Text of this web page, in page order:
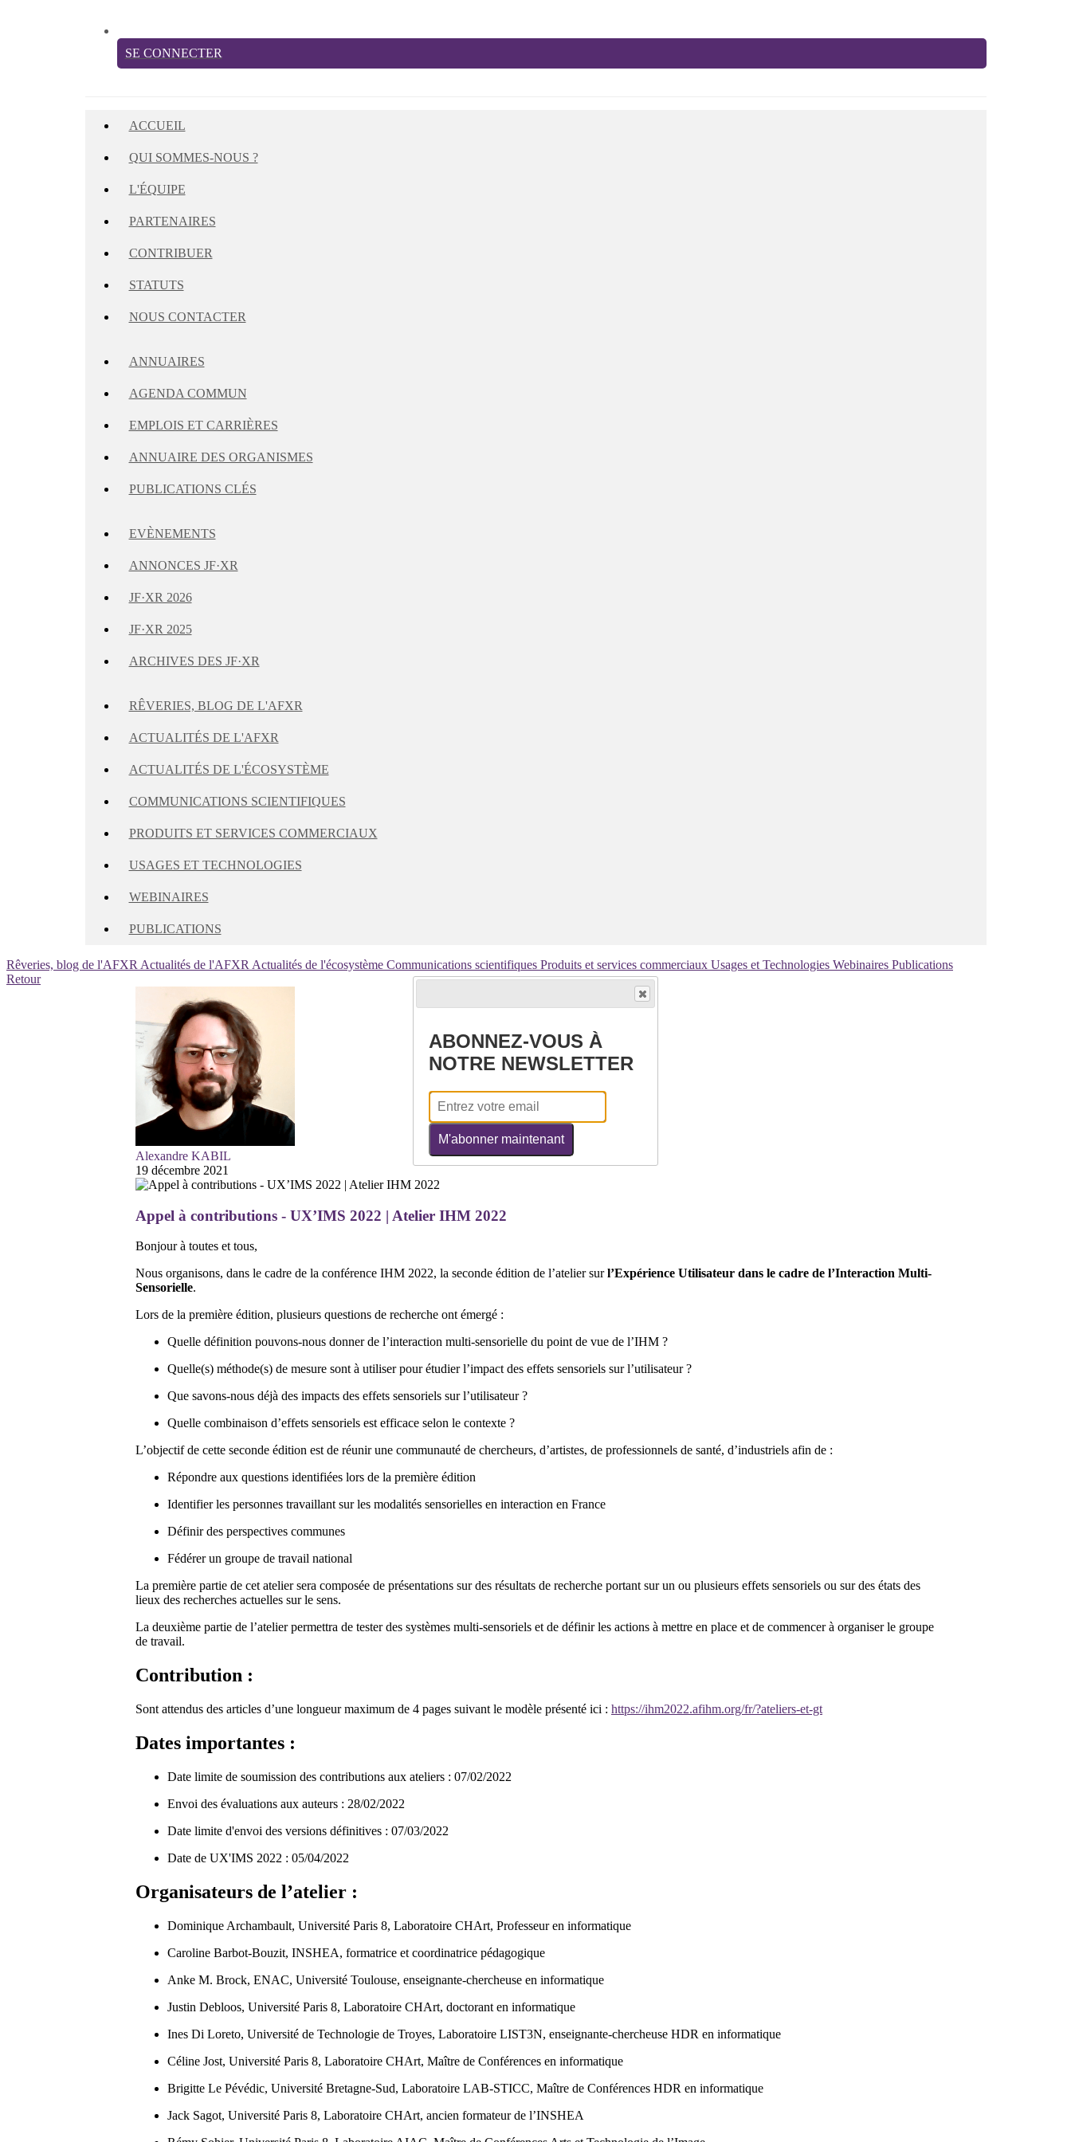
SE CONNECTER
ACCUEIL
QUI SOMMES-NOUS ?
L'ÉQUIPE
PARTENAIRES
CONTRIBUER
STATUTS
NOUS CONTACTER
ANNUAIRES
AGENDA COMMUN
EMPLOIS ET CARRIÈRES
ANNUAIRE DES ORGANISMES
PUBLICATIONS CLÉS
EVÈNEMENTS
ANNONCES JF·XR
JF·XR 2026
JF·XR 2025
ARCHIVES DES JF·XR
RÊVERIES, BLOG DE L'AFXR
ACTUALITÉS DE L'AFXR
ACTUALITÉS DE L'ÉCOSYSTÈME
COMMUNICATIONS SCIENTIFIQUES
PRODUITS ET SERVICES COMMERCIAUX
USAGES ET TECHNOLOGIES
WEBINAIRES
PUBLICATIONS
Rêveries, blog de l'AFXR Actualités de l'AFXR Actualités de l'écosystème Communications scientifiques Produits et services commerciaux Usages et Technologies Webinaires Publications
Retour
Alexandre KABIL
19 décembre 2021
Appel à contributions - UX’IMS 2022 | Atelier IHM 2022
Bonjour à toutes et tous,
Nous organisons, dans le cadre de la conférence IHM 2022, la seconde édition de l’atelier surl’Expérience Utilisateur dans le cadre de l’Interaction Multi-
Sensorielle.
Lors de la première édition, plusieurs questions de recherche ont émergé :
Quelle définition pouvons-nous donner de l’interaction multi-sensorielle du point de vue de l’IHM ?
Quelle(s) méthode(s) de mesure sont à utiliser pour étudier l’impact des effets sensoriels sur l’utilisateur ?
Que savons-nous déjà des impacts des effets sensoriels sur l’utilisateur ?
Quelle combinaison d’effets sensoriels est efficace selon le contexte ?
L’objectif de cette seconde édition est de réunir une communauté de chercheurs, d’artistes, de professionnels de santé, d’industriels afin de :
Répondre aux questions identifiées lors de la première édition
Identifier les personnes travaillant sur les modalités sensorielles en interaction en France
Définir des perspectives communes
Fédérer un groupe de travail national
La première partie de cet atelier sera composée de présentations sur des résultats de recherche portant sur un ou plusieurs effets sensoriels ou sur des états des
lieux des recherches actuelles sur le sens.
La deuxième partie de l’atelier permettra de tester des systèmes multi-sensoriels et de définir les actions à mettre en place et de commencer à organiser le groupe
de travail.
Contribution :
Sont attendus des articles d’une longueur maximum de 4 pages suivant le modèle présenté ici : https://ihm2022.afihm.org/fr/?ateliers-et-gt
Dates importantes :
Date limite de soumission des contributions aux ateliers : 07/02/2022
Envoi des évaluations aux auteurs : 28/02/2022
Date limite d'envoi des versions définitives : 07/03/2022
Date de UX'IMS 2022 : 05/04/2022
Organisateurs de l’atelier :
Dominique Archambault, Université Paris 8, Laboratoire CHArt, Professeur en informatique
Caroline Barbot-Bouzit, INSHEA, formatrice et coordinatrice pédagogique
Anke M. Brock, ENAC, Université Toulouse, enseignante-chercheuse en informatique
Justin Debloos, Université Paris 8, Laboratoire CHArt, doctorant en informatique
Ines Di Loreto, Université de Technologie de Troyes, Laboratoire LIST3N, enseignante-chercheuse HDR en informatique
Céline Jost, Université Paris 8, Laboratoire CHArt, Maître de Conférences en informatique
Brigitte Le Pévédic, Université Bretagne-Sud, Laboratoire LAB-STICC, Maître de Conférences HDR en informatique
Jack Sagot, Université Paris 8, Laboratoire CHArt, ancien formateur de l’INSHEA
ABONNEZ-VOUS À
NOTRE NEWSLETTER
M'abonner maintenant